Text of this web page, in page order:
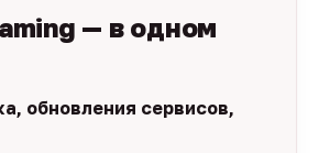
— в одном
обновления сервисов,